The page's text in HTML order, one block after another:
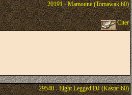
20191 - Mamoune (Tomawak 60)
Citer
29540 - Eight Legged DJ (Kastar 60)